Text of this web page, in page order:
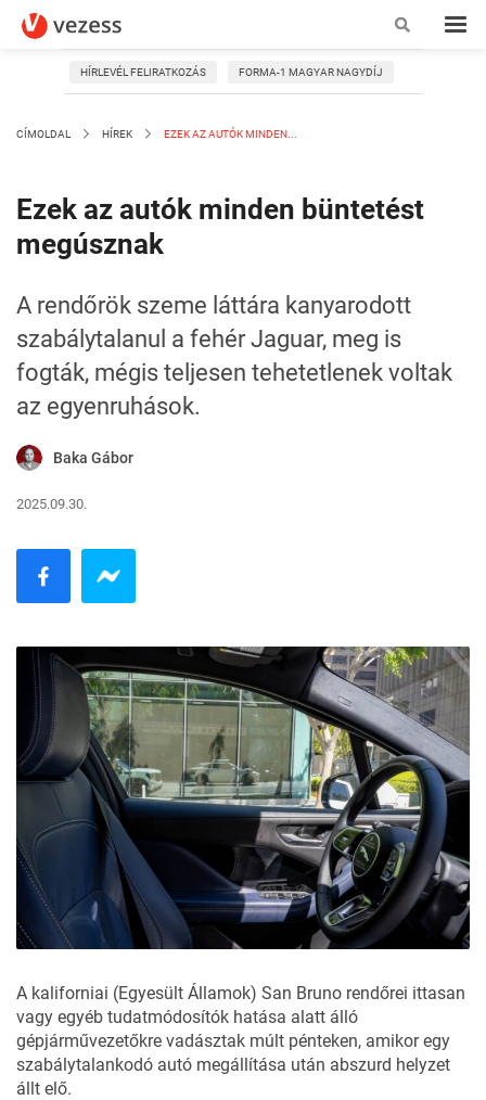
HÍRLEVÉL FELIRATKOZÁS FORMA-1 MAGYAR NAGYDÍJ
CÍMOLDAL HÍREK EZEK AZ AUTÓK MINDEN...
Ezek az autók minden büntetést
megúsznak
A rendőrök szeme láttára kanyarodott
szabálytalanul a fehér Jaguar, meg is
fogták, mégis teljesen tehetetlenek voltak
az egyenruhások.
Baka Gábor
2025.09.30.
A kaliforniai (Egyesült Államok) San Bruno rendőrei ittasan
vagy egyéb tudatmódosítók hatása alatt álló
gépjárművezetőkre vadásztak múlt pénteken, amikor egy
szabálytalankodó autó megállítása után abszurd helyzet
állt elő.